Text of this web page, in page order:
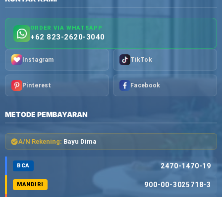
ORDER VIA WHATSAPP
+62 823-2620-3040
Instagram TikTok
Pinterest Facebook
METODE PEMBAYARAN
A/N Rekening: Bayu Dima
BCA 2470-1470-19
MANDIRI 900-00-3025718-3